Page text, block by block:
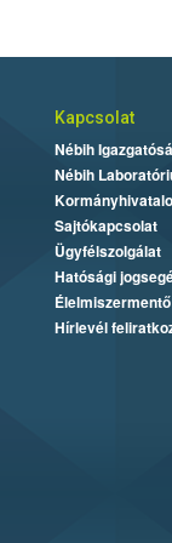
Kapcsolat
Nébih
Nébih
Sajtókapcsolat
Ügyfélszolgálat
Hatósági
Hírlevél